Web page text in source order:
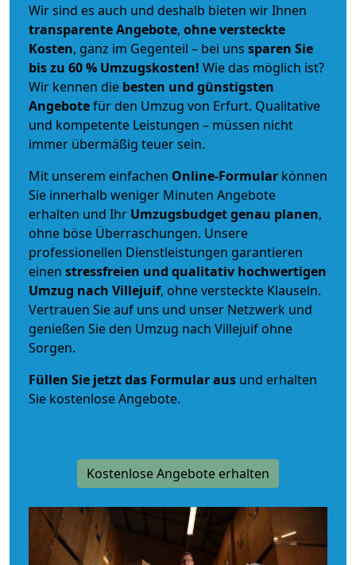
Wir sind es auch und deshalb bieten wir Ihnen
transparente Angebote, ohne versteckte
Kosten, ganz im Gegenteil – bei uns sparen Sie
bis zu 60 % Umzugskosten! Wie das möglich ist?
Wir kennen die besten und günstigsten
Angebotefür den Umzug von Erfurt. Qualitative
und kompetente Leistungen – müssen nicht
immer übermäßig teuer sein.
Mit unserem einfachen Online-Formular können
Sie innerhalb weniger Minuten Angebote
erhalten und Ihr Umzugsbudgetgenau planen,
ohne böse Überraschungen. Unsere
professionellen Dienstleistungen garantieren
einen stressfreien und qualitativ hochwertigen
Umzug nach Villejuif, ohne versteckte Klauseln.
Vertrauen Sie auf uns und unser Netzwerk und
genießen Sie den Umzug nach Villejuif ohne
Sorgen.
Füllen Sie jetzt das Formular aus und erhalten
Sie kostenlose Angebote.
Kostenlose Angebote erhalten